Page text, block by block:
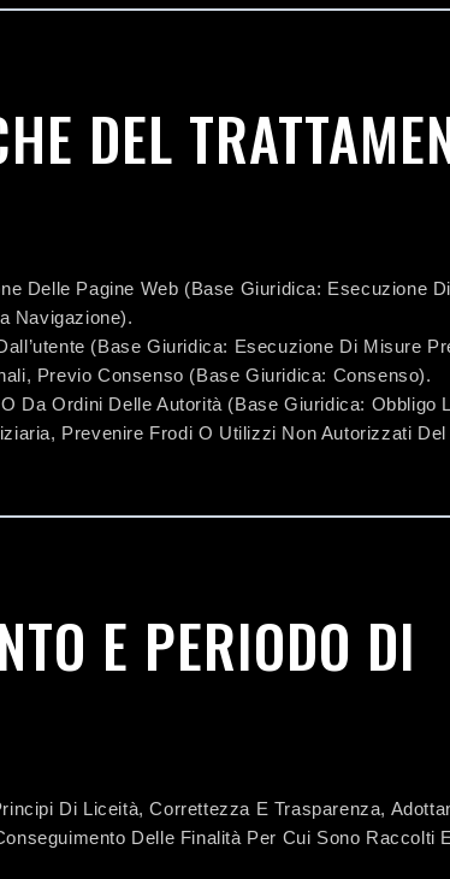
DEL
Delle Pagine Web (base Giuridica: Esecuzione
Navigazione).
(base Giuridica: Esecuzione Di Misure
Previo Consenso (base Giuridica: Consenso).
Da Ordini Delle Autorità (base Giuridica: Obbligo
Prevenire Frodi O Utilizzi Non Autorizzati
E PERIODO DI
Di Liceità, Correttezza E Trasparenza,
Delle Finalità Per Cui Sono Raccolti